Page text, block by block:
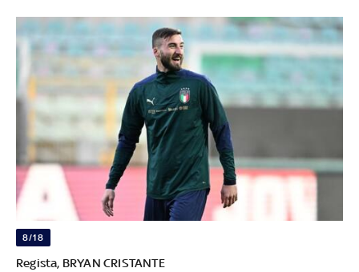
8/18
Regista, BRYAN CRISTANTE